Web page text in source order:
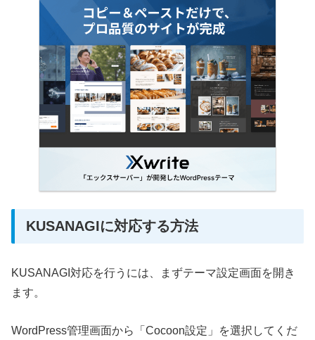
KUSANAGIに対応する方法
KUSANAGI対応を行うには、まずテーマ設定画面を開き
ます。
WordPress管理画面から「Cocoon設定」を選択してくだ